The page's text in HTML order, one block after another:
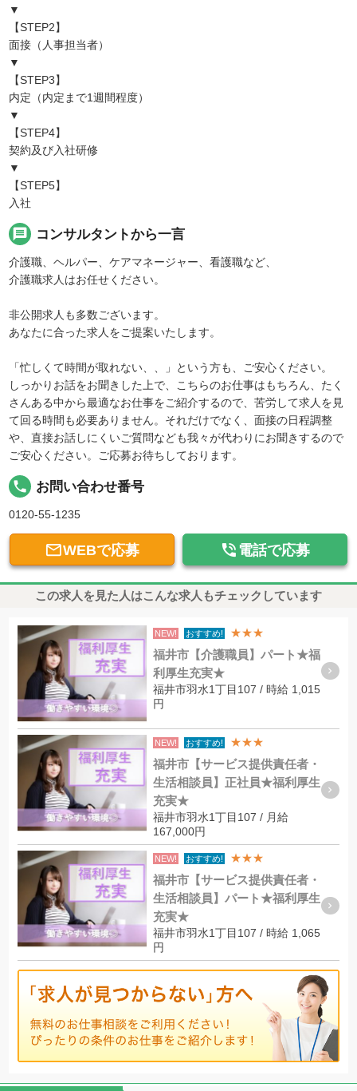
▼
【STEP2】
面接（人事担当者）
▼
【STEP3】
内定（内定まで1週間程度）
▼
【STEP4】
契約及び入社研修
▼
【STEP5】
入社
message コンサルタントから一言
介護職、ヘルパー、ケアマネージャー、看護職など、
介護職求人はお任せください。
非公開求人も多数ございます。
あなたに合った求人をご提案いたします。
「忙しくて時間が取れない、、」という方も、ご安心ください。
しっかりお話をお聞きした上で、こちらのお仕事はもちろん、たく
さんある中から最適なお仕事をご紹介するので、苦労して求人を見
て回る時間も必要ありません。それだけでなく、面接の日程調整
や、直接お話しにくいご質問なども我々が代わりにお聞きするので
ご安心ください。ご応募お待ちしております。
local_phone お問い合わせ番号
0120-55-1235
WEBで応募  電話で応募
この求人を見た人はこんな求人もチェックしています
NEW! おすすめ! ★★★
福井市【介護職員】パート★福
利厚生充実★
福井市羽水1丁目107 / 時給 1,015
円
NEW! おすすめ! ★★★
福井市【サービス提供責任者・
生活相談員】正社員★福利厚生
充実★
福井市羽水1丁目107 / 月給
167,000円
NEW! おすすめ! ★★★
福井市【サービス提供責任者・
生活相談員】パート★福利厚生
充実★
福井市羽水1丁目107 / 時給 1,065
円